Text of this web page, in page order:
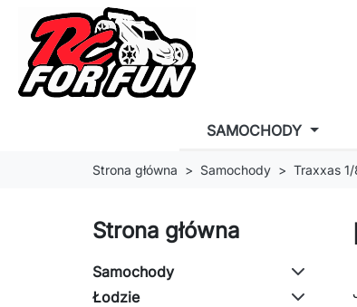
SAMOCHODY
Strona główna Samochody Traxxas 1/
Strona główna
Samochody
Łodzie